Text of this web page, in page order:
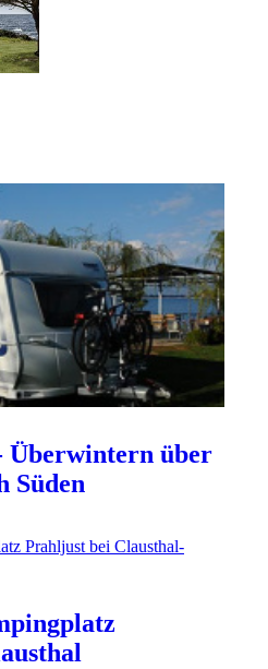
Überwintern über
Süden